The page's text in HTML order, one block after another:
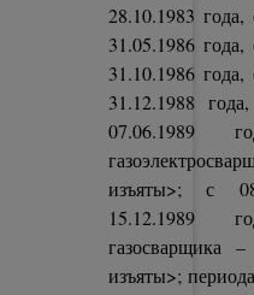
28.10.1983
31.05.1986
31.10.1986
31.12.1988
07.06.1989
изъяты>; с
15.12.1989
газосварщика
изъяты>;